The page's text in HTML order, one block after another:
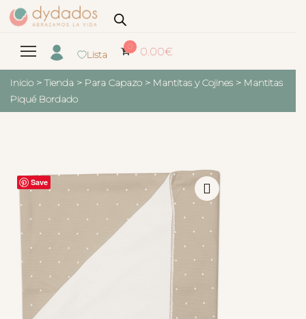
Lista
0 0.00€
Inicio > Tienda > Para Capazo > Mantitas y Cojines > Mantitas
Piqué Bordado
Save